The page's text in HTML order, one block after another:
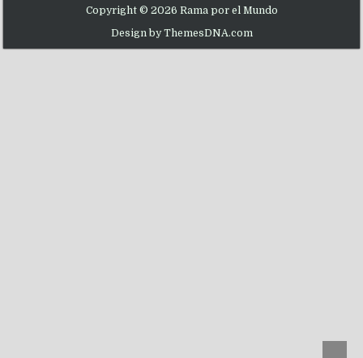
Copyright © 2026 Rama por el Mundo
Design by ThemesDNA.com